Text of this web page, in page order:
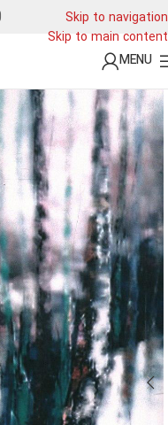
Skip to navigation
Skip to main content
MENU